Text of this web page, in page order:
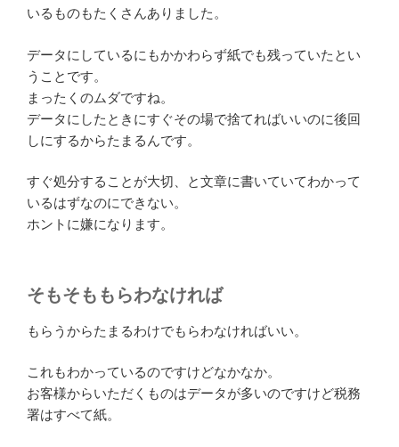
いるものもたくさんありました。
データにしているにもかかわらず紙でも残っていたとい
うことです。
まったくのムダですね。
データにしたときにすぐその場で捨てればいいのに後回
しにするからたまるんです。
すぐ処分することが大切、と文章に書いていてわかって
いるはずなのにできない。
ホントに嫌になります。
そもそももらわなければ
もらうからたまるわけでもらわなければいい。
これもわかっているのですけどなかなか。
お客様からいただくものはデータが多いのですけど税務
署はすべて紙。